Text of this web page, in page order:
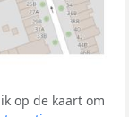
op de kaart om